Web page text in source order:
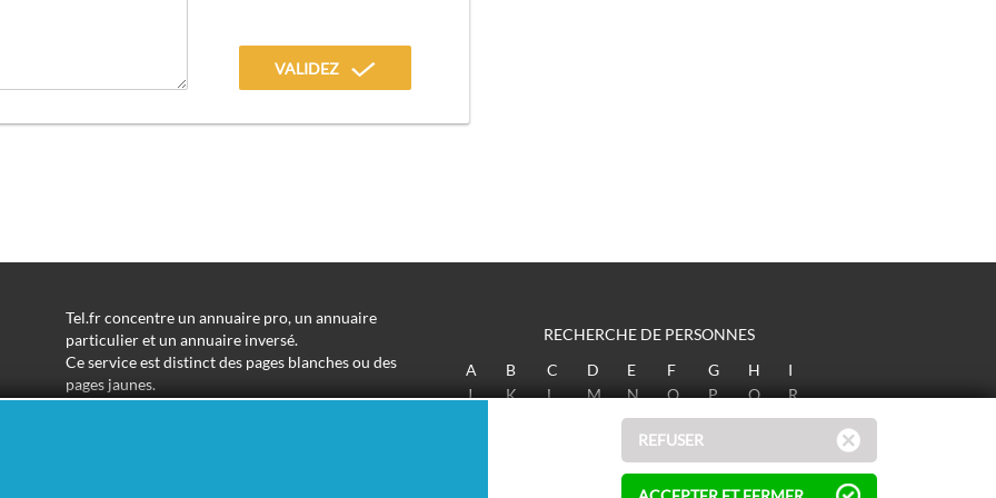
VALIDEZ
Tel.fr concentre un annuaire pro, un annuaire
particulier et un annuaire inversé.
Ce service est distinct des pages blanches ou des
pages jaunes.
Les informations utilisées peuvent donc varier en
RECHERCHE DE PERSONNES
A
B C D E F G H
I
J
K L M N O P Q
R
W X Y Z
REFUSER